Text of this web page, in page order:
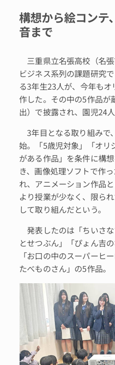
構想から絵コンテ
音まで
三重県立名張高校（名
ビジネス系列の課題研究
る3年生23人が、今年も
作した。その中の5作品が
出）で披露され、園児24人
3年目となる取り組みで
始。「5歳児対象」「オリ
がある作品」を条件に構
き、画像処理ソフトで作
れ、アニメーション作品
より授業が少なく、限ら
して取り組んだという。
発表したのは「ちいさ
とせつぶん」「ぴょん吉
「お口の中のスーパーヒ
たべものさん」の5作品。